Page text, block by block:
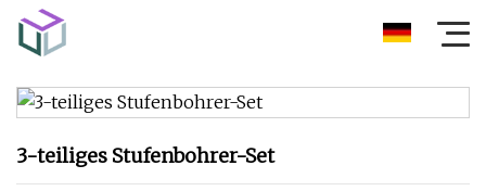
3-teiliges Stufenbohrer-Set